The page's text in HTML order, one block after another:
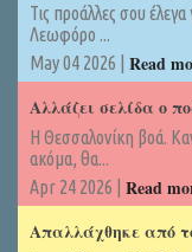
Τις προάλλες σου
Λεωφόρο ...
May 04 2026 | Read
Αλλάζει σελίδα ο
Η Θεσσαλονίκη βοά.
ακόμα, θα...
Apr 24 2026 | Read
Απαλλάχθηκε από